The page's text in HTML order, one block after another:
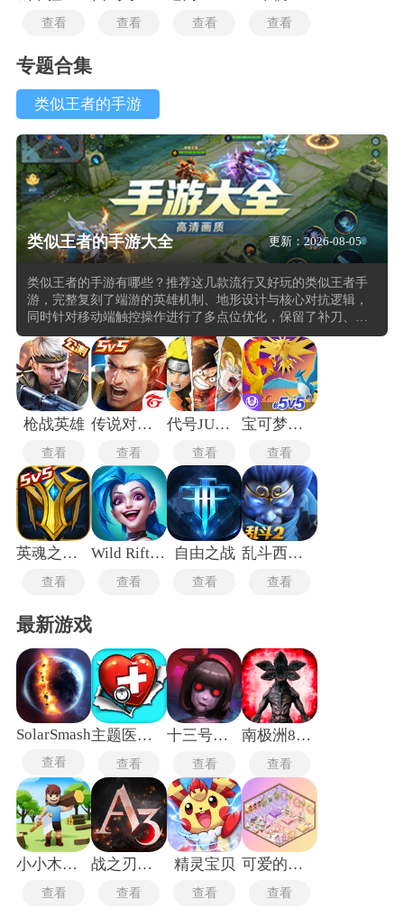
查看 查看 查看 查看
专题合集
类似王者的手游
类似王者的手游大全 更新：2026-08-05
类似王者的手游有哪些？推荐这几款流行又好玩的类似王者手
游，完整复刻了端游的英雄机制、地形设计与核心对抗逻辑，
同时针对移动端触控操作进行了多点位优化，保留了补刀、插
眼、技能连招等核心操作体验。游戏保留了端游的兵线运营、
视野争夺、峡谷资源争夺等核心策略维度，还加入了适配移动
端的匹配机制，单局时长控制在15到20分钟，既保留了端游的
竞技深度，又适配移动端碎片化的游玩场景。
枪战英雄
查看
传说对决台服
查看
代号JUMP手游
查看
宝可梦大集结国际服
查看
英魂之刃手机版
查看
Wild Rift国际版
查看
自由之战
查看
乱斗西游2手游
查看
最新游戏
SolarSmash
查看
主题医院单机版
查看
十三号病院
查看
南极洲88号
查看
小小木材商
查看
战之刃幸存者
查看
精灵宝贝
查看
可爱的房屋设计
查看